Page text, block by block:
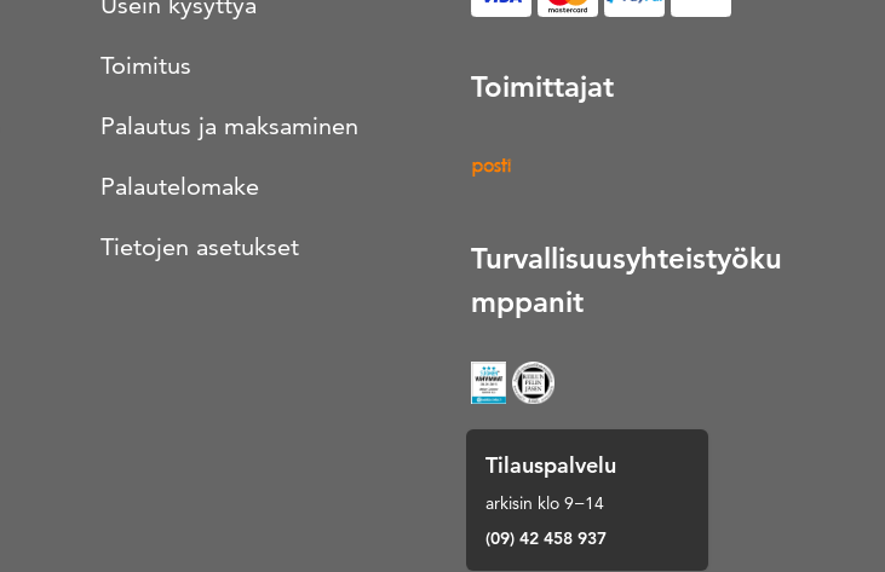
Toimitus
Palautus ja maksaminen
Palautelomake
Tietojen asetukset
Toimittajat
Turvallisuusyhteistyöku
mppanit
Tilauspalvelu
arkisin klo 9−14
(09) 42 458 937